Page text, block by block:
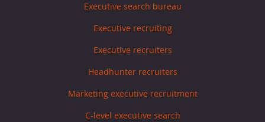
Executive search bureau
Executive recruiting
Executive recruiters
Headhunter recruiters
Marketing executive recruitment
C-level executive search